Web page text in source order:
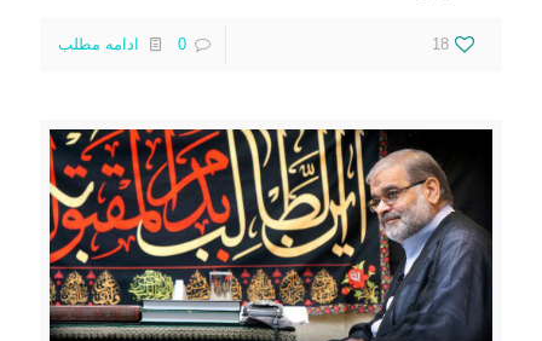
18
0 ادامه مطلب